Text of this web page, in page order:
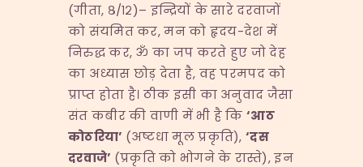
(गीता, ८/१२)– इन्द्रियों के सारे दरवाजों
को संयमित कर, मन को हृदय-देश में
निरुद्ध कर, ॐ का जप करते हुए जो देह
का अध्यास छोड़ देता है, वह परमपद को
प्राप्त होता है। ठीक इसी का अनुवाद जैसा
संत कबीर की वाणी में भी है कि‘आठ
कोठरिया’ (अष्टधा मूल प्रकृति),‘दस
दरवाजे’ (प्रकृति को भोगने के रास्ते), इन